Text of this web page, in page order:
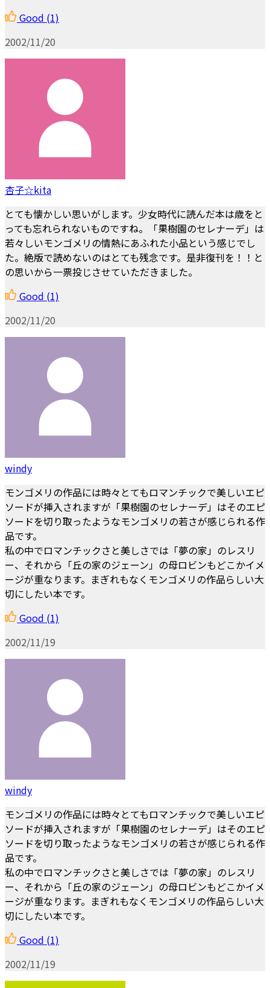
Good (1)
2002/11/20
杏子☆kita
とても懐かしい思いがします。少女時代に読んだ本は歳をと
っても忘れられないものですね。「果樹園のセレナーデ」は
若々しいモンゴメリの情熱にあふれた小品という感じでし
た。絶版で読めないのはとても残念です。是非復刊を！！と
の思いから一票投じさせていただきました。
Good (1)
2002/11/20
windy
モンゴメリの作品には時々とてもロマンチックで美しいエピ
ソードが挿入されますが「果樹園のセレナーデ」はそのエピ
ソードを切り取ったようなモンゴメリの若さが感じられる作
品です。
私の中でロマンチックさと美しさでは「夢の家」のレスリ
ー、それから「丘の家のジェーン」の母ロビンもどこかイメ
ージが重なります。まぎれもなくモンゴメリの作品らしい大
切にしたい本です。
Good (1)
2002/11/19
windy
モンゴメリの作品には時々とてもロマンチックで美しいエピ
ソードが挿入されますが「果樹園のセレナーデ」はそのエピ
ソードを切り取ったようなモンゴメリの若さが感じられる作
品です。
私の中でロマンチックさと美しさでは「夢の家」のレスリ
ー、それから「丘の家のジェーン」の母ロビンもどこかイメ
ージが重なります。まぎれもなくモンゴメリの作品らしい大
切にしたい本です。
Good (1)
2002/11/19